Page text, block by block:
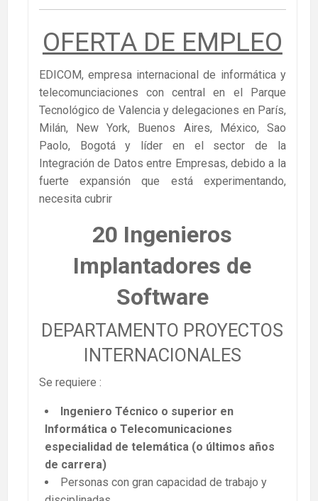
OFERTA DE EMPLEO
EDICOM, empresa internacional de informática y
telecomunciaciones con central en el Parque
Tecnológico de Valencia y delegaciones en París,
Milán, New York, Buenos Aires, México, Sao
Paolo, Bogotá y líder en el sector de la
Integración de Datos entre Empresas, debido a la
fuerte expansión que está experimentando,
necesita cubrir
20 Ingenieros
Implantadores de
Software
DEPARTAMENTO PROYECTOS
INTERNACIONALES
Se requiere :
Ingeniero Técnico o superior en
Informática o Telecomunicaciones
especialidad de telemática (o últimos años
de carrera)
Personas con gran capacidad de trabajo y